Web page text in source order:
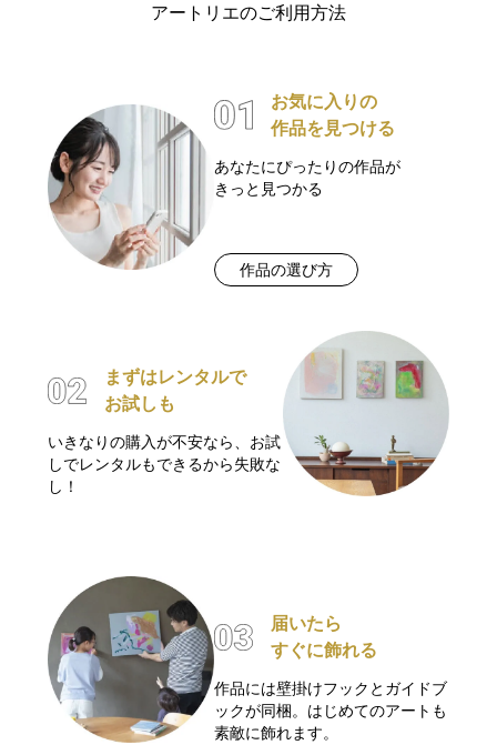
アートリエのご利用方法
お気に入りの
作品を見つける
あなたにぴったりの作品が
きっと見つかる
作品の選び方
まずはレンタルで
お試しも
いきなりの購入が不安なら、お試
しでレンタルもできるから失敗な
し！
届いたら
すぐに飾れる
作品には壁掛けフックとガイドブ
ックが同梱。はじめてのアートも
素敵に飾れます。